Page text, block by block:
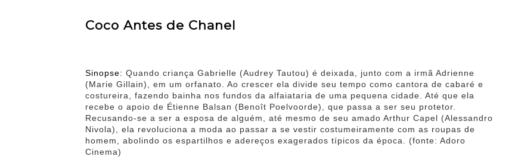
Coco Antes de Chanel
Sinopse: Quando criança Gabrielle (Audrey Tautou) é deixada, junto com a irmã Adrienne
(Marie Gillain), em um orfanato. Ao crescer ela divide seu tempo como cantora de cabaré e
costureira, fazendo bainha nos fundos da alfaiataria de uma pequena cidade. Até que ela
recebe o apoio de Étienne Balsan (Benoît Poelvoorde), que passa a ser seu protetor.
Recusando-se a ser a esposa de alguém, até mesmo de seu amado Arthur Capel (Alessandro
Nivola), ela revoluciona a moda ao passar a se vestir costumeiramente com as roupas de
homem, abolindo os espartilhos e adereços exagerados típicos da época. (fonte: Adoro
Cinema)